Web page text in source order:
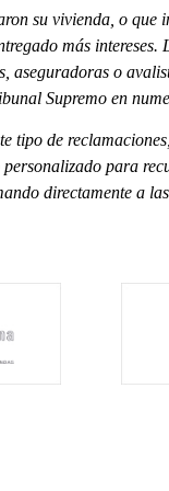
su vivienda, o que
más intereses.
aseguradoras o
Supremo en
tipo de
para
directamente a